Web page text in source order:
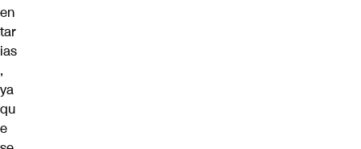
en
tar
ias
,
ya
qu
e